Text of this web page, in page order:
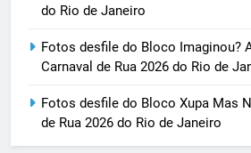
do Rio de Janeiro
Fotos desfile do Bloco Imaginou?
Carnaval de Rua 2026 do Rio de
Fotos desfile do Bloco Xupa Mas
de Rua 2026 do Rio de Janeiro